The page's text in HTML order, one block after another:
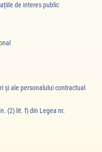
de interes public
şi ale personalului contractual
(2) lit. f) din Legea nr.